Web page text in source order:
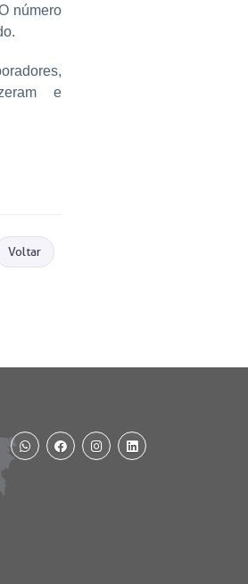
número
e
Voltar
WhatsAppFacebookInstagram